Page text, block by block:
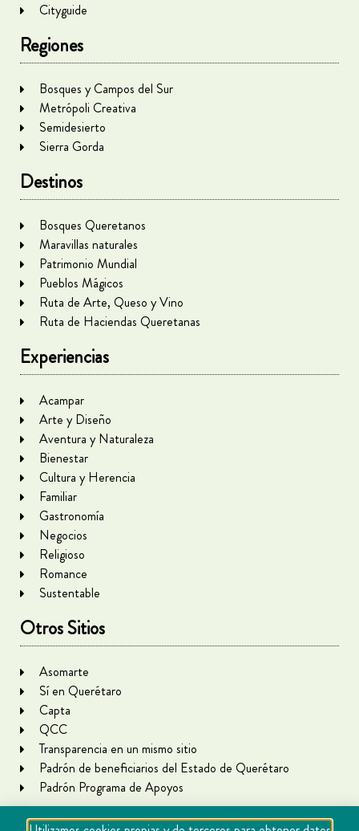
Cityguide
Regiones
Bosques y Campos del Sur
Metrópoli Creativa
Semidesierto
Sierra Gorda
Destinos
Bosques Queretanos
Maravillas naturales
Patrimonio Mundial
Pueblos Mágicos
Ruta de Arte, Queso y Vino
Ruta de Haciendas Queretanas
Experiencias
Acampar
Arte y Diseño
Aventura y Naturaleza
Bienestar
Cultura y Herencia
Familiar
Gastronomía
Negocios
Religioso
Romance
Sustentable
Otros Sitios
Asomarte
Sí en Querétaro
Capta
QCC
Transparencia en un mismo sitio
Padrón de beneficiarios del Estado de Querétaro
Padrón Programa de Apoyos